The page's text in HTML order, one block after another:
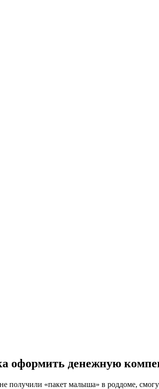
оформить денежную
получили «пакет малыша» в роддоме,